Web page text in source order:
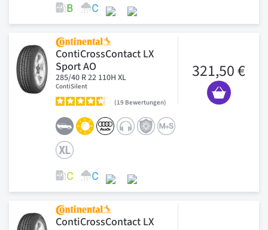
ContiCrossContact LX
Sport AO
285/40 R 22 110H XL
ContiSilent
19 Bewertungen
321,50 €
ContiCrossContact LX